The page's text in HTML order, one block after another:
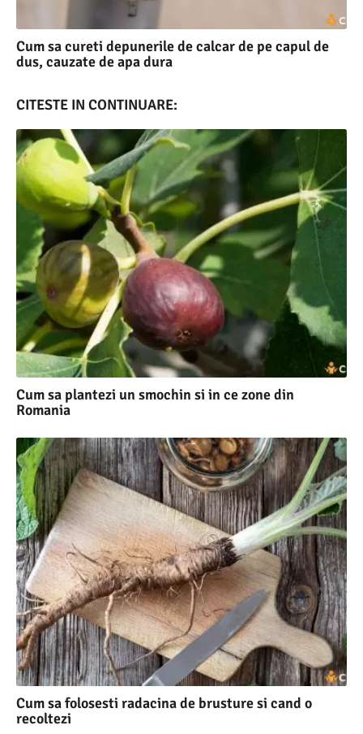
Cum sa cureti depunerile de calcar de pe capul de
dus, cauzate de apa dura
CITESTE IN CONTINUARE:
Cum sa plantezi un smochin si in ce zone din
Romania
Cum sa folosesti radacina de brusture si cand o
recoltezi